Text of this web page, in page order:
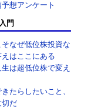
想アンケート
門
なぜ低位株投資な
はここにある
は超低位株で変え
たらしたいこと、
切だ